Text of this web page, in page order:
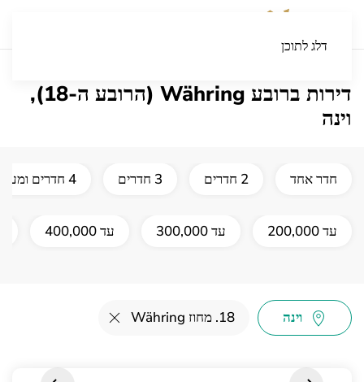
דלג לתוכן
דירות ברובע Währing (הרובע ה-18),
וינה
חדר אחד 2 חדרים 3 חדרים 4 חדרים ומעלה
עד 200,000 עד 300,000 עד 400,000
וינה 18. מחוז Währing